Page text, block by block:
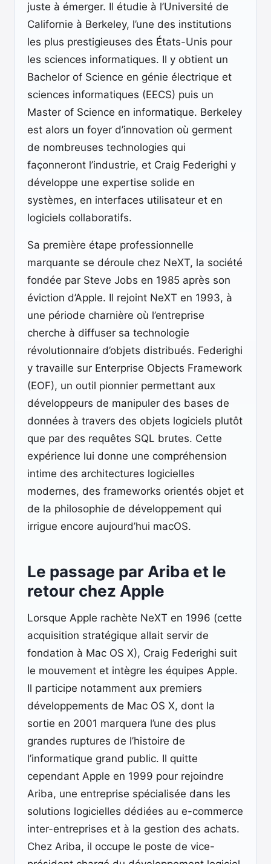
juste à émerger. Il étudie à l’Université de
Californie à Berkeley, l’une des institutions
les plus prestigieuses des États-Unis pour
les sciences informatiques. Il y obtient un
Bachelor of Science en génie électrique et
sciences informatiques (EECS) puis un
Master of Science en informatique. Berkeley
est alors un foyer d’innovation où germent
de nombreuses technologies qui
façonneront l’industrie, et Craig Federighi y
développe une expertise solide en
systèmes, en interfaces utilisateur et en
logiciels collaboratifs.
Sa première étape professionnelle
marquante se déroule chez NeXT, la société
fondée par Steve Jobs en 1985 après son
éviction d’Apple. Il rejoint NeXT en 1993, à
une période charnière où l’entreprise
cherche à diffuser sa technologie
révolutionnaire d’objets distribués. Federighi
y travaille sur Enterprise Objects Framework
(EOF), un outil pionnier permettant aux
développeurs de manipuler des bases de
données à travers des objets logiciels plutôt
que par des requêtes SQL brutes. Cette
expérience lui donne une compréhension
intime des architectures logicielles
modernes, des frameworks orientés objet et
de la philosophie de développement qui
irrigue encore aujourd’hui macOS.
Le passage par Ariba et le
retour chez Apple
Lorsque Apple rachète NeXT en 1996 (cette
acquisition stratégique allait servir de
fondation à Mac OS X), Craig Federighi suit
le mouvement et intègre les équipes Apple.
Il participe notamment aux premiers
développements de Mac OS X, dont la
sortie en 2001 marquera l’une des plus
grandes ruptures de l’histoire de
l’informatique grand public. Il quitte
cependant Apple en 1999 pour rejoindre
Ariba, une entreprise spécialisée dans les
solutions logicielles dédiées au e-commerce
inter-entreprises et à la gestion des achats.
Chez Ariba, il occupe le poste de vice-